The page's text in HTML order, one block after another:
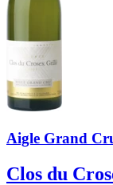
Aigle Grand
Clos du